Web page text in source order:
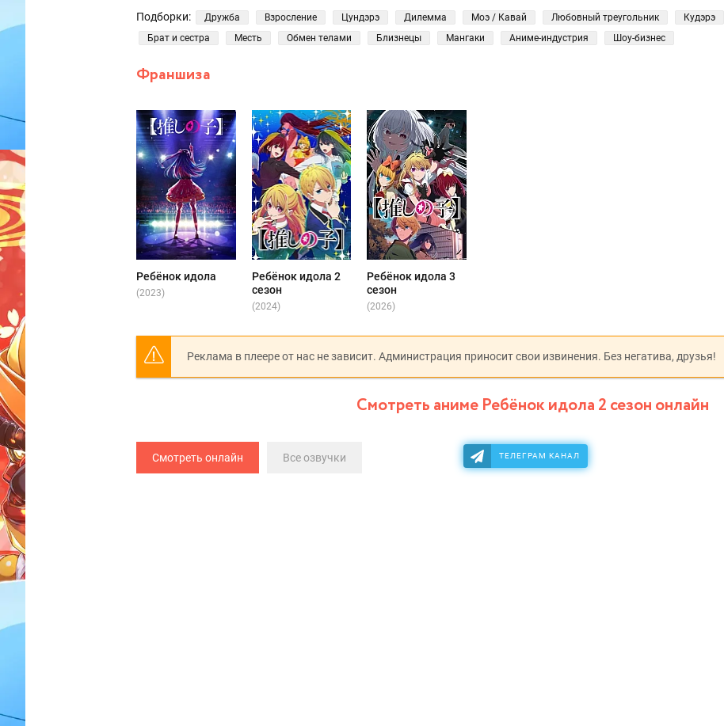
Подборки: Дружба Взросление Цундэрэ Дилемма Моэ / Кавай Любовный треугольник Кудэрэ
Брат и сестра
Месть Обмен телами Близнецы Мангаки Аниме-индустрия Шоу-бизнес
Франшиза
Ребёнок идола
(2023)
Ребёнок идола 2
сезон
(2024)
Ребёнок идола 3
сезон
(2026)
Реклама в плеере от нас не зависит. Администрация приносит свои извинения. Без негатива, друзья!
Смотреть аниме Ребёнок идола 2 сезон онлайн
Смотреть онлайн Все озвучки ТЕЛЕГРАМ КАНАЛ